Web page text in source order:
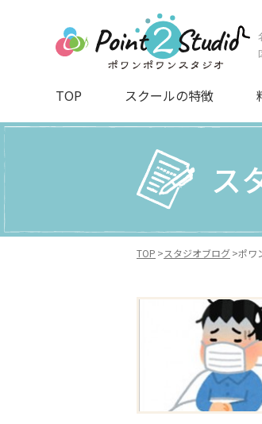
TOP スクールの特徴
ス
TOP スタジオブログ ポワ